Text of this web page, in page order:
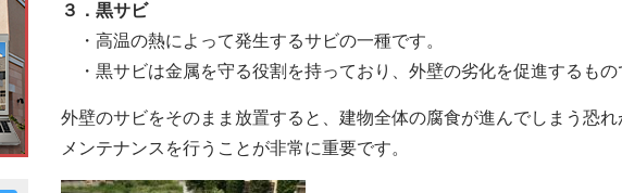
３．黒サビ
・高温の熱によって発生するサビの一種です。
・黒サビは金属を守る役割を持っており、外壁の劣化を促進するもの
外壁のサビをそのまま放置すると、建物全体の腐食が進んでしまう恐
メンテナンスを行うことが非常に重要です。